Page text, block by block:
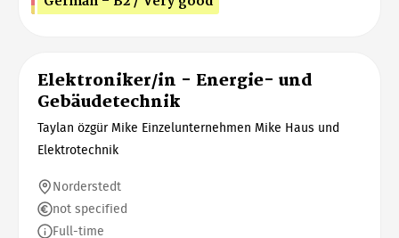
Elektroniker/in - Energie- und
Gebäudetechnik
Taylan özgür Mike Einzelunternehmen Mike Haus und
Elektrotechnik
Norderstedt
not specified
Full-time